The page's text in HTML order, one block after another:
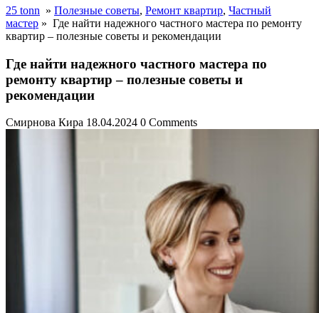
25 tonn » Полезные советы, Ремонт квартир, Частный
мастер » Где найти надежного частного мастера по ремонту
квартир – полезные советы и рекомендации
Где найти надежного частного мастера по
ремонту квартир – полезные советы и
рекомендации
Смирнова Кира 18.04.2024 0 Comments